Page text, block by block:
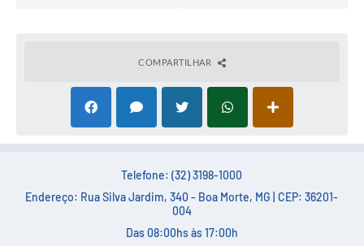
COMPARTILHAR
Telefone: (32) 3198-1000
Endereço: Rua Silva Jardim, 340 - Boa Morte, MG | CEP: 36201-
004
Das 08:00hs às 17:00h